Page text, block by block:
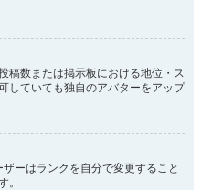
稿数または掲示板における地位・ス
していても独自のアバターをアップ
ーはランクを自分で変更すること
。